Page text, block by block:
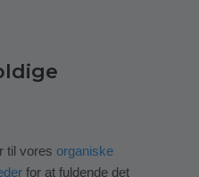
til vores organiske
for at fuldende det